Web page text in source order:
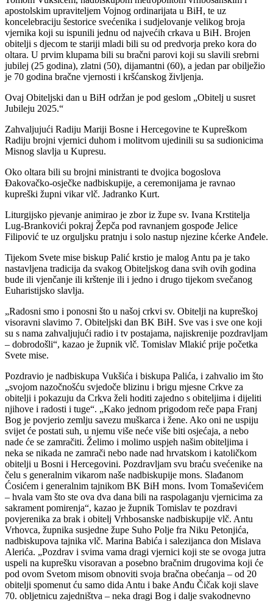
apostolskim upraviteljem Vojnog ordinarijata u BiH, te uz
koncelebraciju šestorice svećenika i sudjelovanje velikog broja
vjernika koji su ispunili jednu od najvećih crkava u BiH. Brojen
obitelji s djecom te stariji mladi bili su od predvorja preko kora do
oltara. U prvim klupama bili su bračni parovi koji su slavili srebrni
jubilej (25 godina), zlatni (50), dijamantni (60), a jedan par obilježio
je 70 godina bračne vjernosti i kršćanskog življenja.
Ovaj Obiteljski dan u BiH održan je pod geslom „Obitelj u susret
Jubileju 2025.“
Zahvaljujući Radiju Mariji Bosne i Hercegovine te Kupreškom
Radiju brojni vjernici duhom i molitvom ujedinili su sa sudionicima
Misnog slavlja u Kupresu.
Oko oltara bili su brojni ministranti te dvojica bogoslova
Đakovačko-osječke nadbiskupije, a ceremonijama je ravnao
kupreški župni vikar vlč. Jadranko Kurt.
Liturgijsko pjevanje animirao je zbor iz župe sv. Ivana Krstitelja
Lug-Brankovići pokraj Žepča pod ravnanjem gospođe Jelice
Filipović te uz orguljsku pratnju i solo nastup njezine kćerke Anđele.
Tijekom Svete mise biskup Palić krstio je malog Antu pa je tako
nastavljena tradicija da svakog Obiteljskog dana svih ovih godina
bude ili vjenčanje ili krštenje ili i jedno i drugo tijekom svečanog
Euharistijsko slavlja.
„Radosni smo i ponosni što u našoj crkvi sv. Obitelji na kupreškoj
visoravni slavimo 7. Obiteljski dan BK BiH. Sve vas i sve one koji
su s nama zahvaljujući radio i tv postajama, najiskrenije pozdravljam
– dobrodošli“, kazao je župnik vlč. Tomislav Mlakić prije početka
Svete mise.
Pozdravio je nadbiskupa Vukšića i biskupa Palića, i zahvalio im što
„svojom nazočnošću svjedoče blizinu i brigu mjesne Crkve za
obitelji i pokazuju da Crkva želi hoditi zajedno s obiteljima i dijeliti
njihove i radosti i tuge“. „Kako jednom prigodom reče papa Franj
Bog je povjerio zemlju savezu muškarca i žene. Ako oni ne uspiju
svijet će postati suh, u njemu više neće više biti osjećaja, a nebo
nade će se zamračiti. Želimo i molimo uspjeh našim obiteljima i
neka se nikada ne zamrači nebo nade nad hrvatskom i katoličkom
obitelji u Bosni i Hercegovini. Pozdravljam svu braću svećenike na
čelu s generalnim vikarom naše nadbiskupije mons. Slađanom
Ćosićem i generalnim tajnikom BK BiH mons. Ivom Tomaševićem
– hvala vam što ste ova dva dana bili na raspolaganju vjernicima za
sakrament pomirenja“, kazao je župnik Tomislav te pozdravi
povjerenika za brak i obitelj Vrhbosanske nadbiskupije vlč. Antu
Vrhovca, župnika susjedne župe Suho Polje fra Niku Petonjića,
nadbiskupova tajnika vlč. Marina Babića i salezijanca don Mislava
Alerića. „Pozdrav i svima vama dragi vjernici koji ste se ovoga jutra
uspeli na kuprešku visoravan a posebno bračnim drugovima koji će
pod ovom Svetom misom obnoviti svoja bračna obećanja – od 20
obitelji spomenut ću samo dida Antu i bake Anđu Čičak koji slave
70. obljetnicu zajedništva – neka dragi Bog i dalje svakodnevno